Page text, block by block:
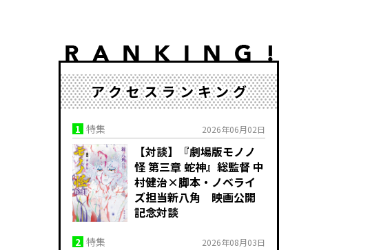
アクセスランキング
1 特集 2026年06月02日
【対談】『劇場版モノノ
怪 第三章 蛇神』総監督 中
村健治×脚本・ノベライ
ズ担当新八角 映画公開
記念対談
2 特集 2026年08月03日